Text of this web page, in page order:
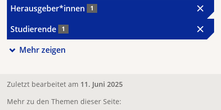
Herausgeber*innen 1
Studierende 1
Mehr zeigen
Zuletzt bearbeitet am 11. Juni 2025
Mehr zu den Themen dieser Seite: